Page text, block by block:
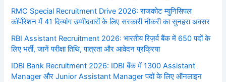
RMC Special Recruitment Drive 2026: राजकोट म्युनिसिपल
कॉर्पोरेशन में 41 दिव्यांग उम्मीदवारों के लिए सरकारी नौकरी का सुनहरा अवसर
RBI Assistant Recruitment 2026: भारतीय रिज़र्व बैंक में 650 पदों के
लिए भर्ती, जानें परीक्षा तिथि, पात्रता और आवेदन प्रक्रिया
IDBI Bank Recruitment 2026: IDBI बैंक में 1300 Assistant
Manager और Junior Assistant Manager पदों के लिए ऑनलाइन